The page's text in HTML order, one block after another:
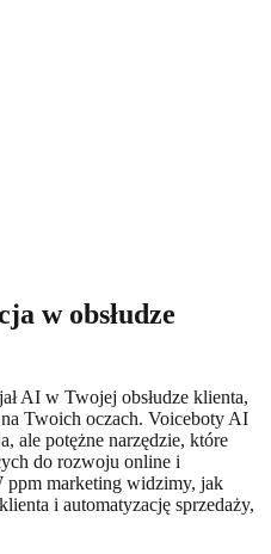
w obsłudze
AI w Twojej obsłudze klienta,
Twoich oczach. Voiceboty AI
ale potężne narzędzie, które
do rozwoju online i
ppm marketing widzimy, jak
i automatyzację sprzedaży,